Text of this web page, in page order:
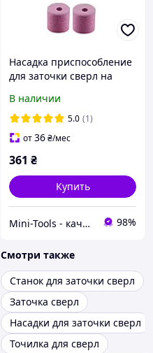
Насадка приспособление
для заточки сверл на
мм + 2 запасных камня
В наличии
5.0 (1)
от36₴/мес
361 ₴
Купить
Mini-Tools - качественные инструменты и расходные материалы. 98%
Смотри также
Станок для заточки сверл
Заточка сверл
Насадки для заточки сверл
Точилка для сверл